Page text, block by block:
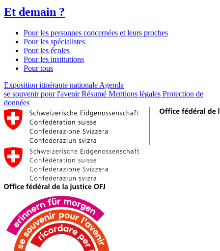
Et demain ?
Pour les personnes concernées et leurs proches
Pour les spécialistes
Pour les écoles
Pour les institutions
Pour tous
Exposition itinérante nationale Agenda
se souvenir pour l'avenirRésumé Mentions légales Protection de
données